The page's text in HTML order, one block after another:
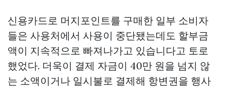
신용카드로 머지포인트를 구매한 일부 소비자
들은 사용처에서 사용이 중단됐는데도 할부금
액이 지속적으로 빠져나가고 있습니다고 토로
했었다. 더욱이 결제 자금이 40만 원을 넘지 않
는 소액이거나 일시불로 결제해 항변권을 행사